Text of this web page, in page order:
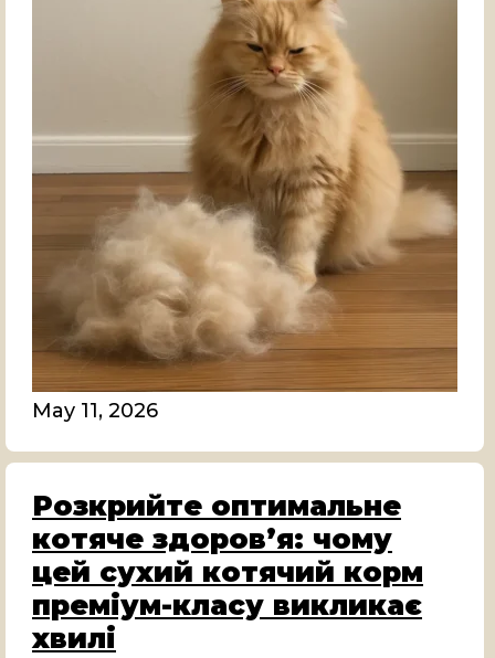
May 11, 2026
Розкрийте оптимальне
котяче здоров’я: чому
цей сухий котячий корм
преміум-класу викликає
хвилі